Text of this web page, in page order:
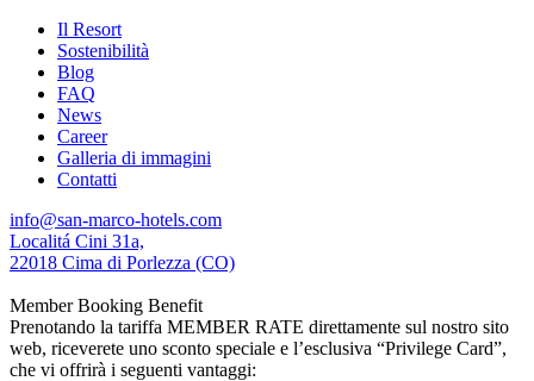
Il Resort
Sostenibilità
Blog
FAQ
News
Career
Galleria di immagini
Contatti
info@san-marco-hotels.com
Localitá Cini 31a,
22018 Cima di Porlezza (CO)
Member Booking Benefit
Prenotando la tariffa MEMBER RATE direttamente sul nostro sito
web, riceverete uno sconto speciale e l’esclusiva “Privilege Card”,
che vi offrirà i seguenti vantaggi: